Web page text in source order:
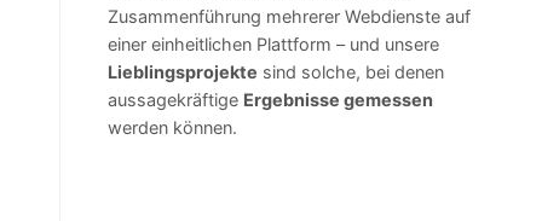
Zusammenführung mehrerer Webdienste auf
einer einheitlichen Plattform – und unsere
Lieblingsprojekte sind solche, bei denen
aussagekräftige Ergebnisse gemessen
werden können.